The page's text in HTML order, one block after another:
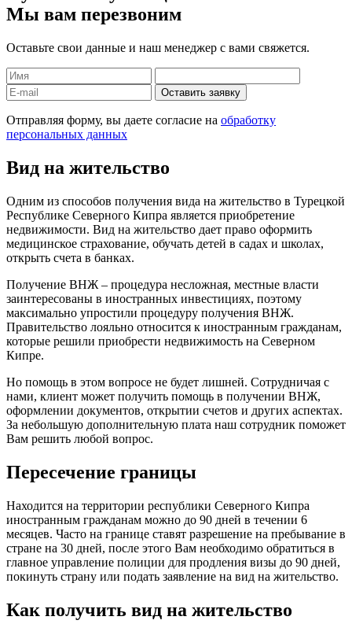
Мы вам перезвоним
Оставьте свои данные и наш менеджер с вами свяжется.
Отправляя форму, вы даете согласие на обработку
персональных данных
Вид на жительство
Одним из способов получения вида на жительство в Турецкой
Республике Северного Кипра является приобретение
недвижимости. Вид на жительство дает право оформить
медицинское страхование, обучать детей в садах и школах,
открыть счета в банках.
Получение ВНЖ – процедура несложная, местные власти
заинтересованы в иностранных инвестициях, поэтому
максимально упростили процедуру получения ВНЖ.
Правительство лояльно относится к иностранным гражданам,
которые решили приобрести недвижимость на Северном
Кипре.
Но помощь в этом вопросе не будет лишней. Сотрудничая с
нами, клиент может получить помощь в получении ВНЖ,
оформлении документов, открытии счетов и других аспектах.
За небольшую дополнительную плата наш сотрудник поможет
Вам решить любой вопрос.
Пересечение границы
Находится на территории республики Северного Кипра
иностранным гражданам можно до 90 дней в течении 6
месяцев. Часто на границе ставят разрешение на пребывание в
стране на 30 дней, после этого Вам необходимо обратиться в
главное управление полиции для продления визы до 90 дней,
покинуть страну или подать заявление на вид на жительство.
Как получить вид на жительство